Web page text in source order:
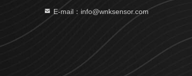
E-mail：info@wnksensor.com